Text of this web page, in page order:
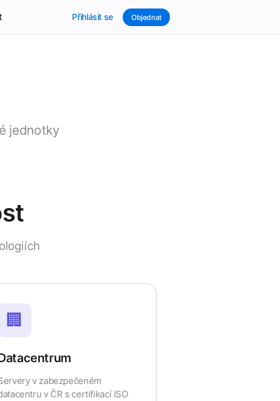
Přihlásit se Objednat
jednotky
🏢
v zabezpečeném
v ČR s certifikací ISO